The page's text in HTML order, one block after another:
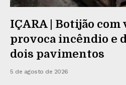
IÇARA | Botijão com
provoca incêndio e
dois pavimentos
5 de agosto de 2026